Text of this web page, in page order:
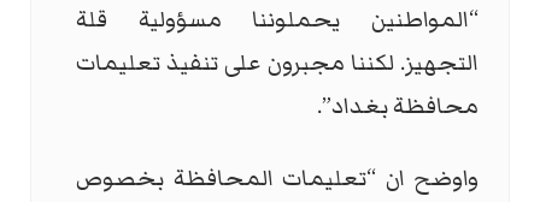
“المواطنين يحملوننا مسؤولية قلة
التجهيز. لكننا مجبرون على تنفيذ تعليمات
محافظة بغداد”.
واوضح ان “تعليمات المحافظة بخصوص